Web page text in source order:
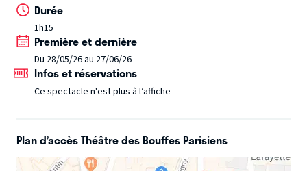
emblématiques sur scène.
Durée
1h15
Première et dernière
Du 28/05/26 au 27/06/26
Infos et réservations
Ce spectacle n'est plus à l’affiche
Plan d’accès Théâtre des Bouffes Parisiens